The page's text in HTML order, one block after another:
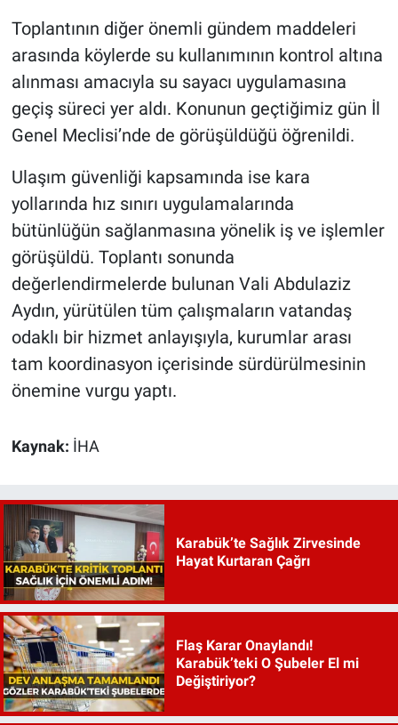
Toplantının diğer önemli gündem maddeleri
arasında köylerde su kullanımının kontrol altına
alınması amacıyla su sayacı uygulamasına
geçiş süreci yer aldı. Konunun geçtiğimiz gün İl
Genel Meclisi’nde de görüşüldüğü öğrenildi.
Ulaşım güvenliği kapsamında ise kara
yollarında hız sınırı uygulamalarında
bütünlüğün sağlanmasına yönelik iş ve işlemler
görüşüldü. Toplantı sonunda
değerlendirmelerde bulunan Vali Abdulaziz
Aydın, yürütülen tüm çalışmaların vatandaş
odaklı bir hizmet anlayışıyla, kurumlar arası
tam koordinasyon içerisinde sürdürülmesinin
önemine vurgu yaptı.
Kaynak: İHA
Karabük’te Sağlık Zirvesinde
Hayat Kurtaran Çağrı
Flaş Karar Onaylandı!
Karabük’teki O Şubeler El mi
Değiştiriyor?